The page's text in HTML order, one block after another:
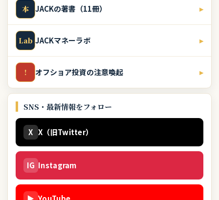
本 JACKの著書（11冊） ▸
Lab JACKマネーラボ ▸
! オフショア投資の注意喚起 ▸
SNS・最新情報をフォロー
X X（旧Twitter）
IG Instagram